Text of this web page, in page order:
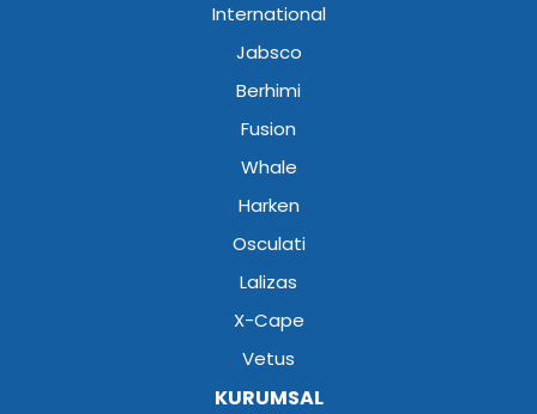
International
Jabsco
Berhimi
Fusion
Whale
Harken
Osculati
Lalizas
X-Cape
Vetus
KURUMSAL